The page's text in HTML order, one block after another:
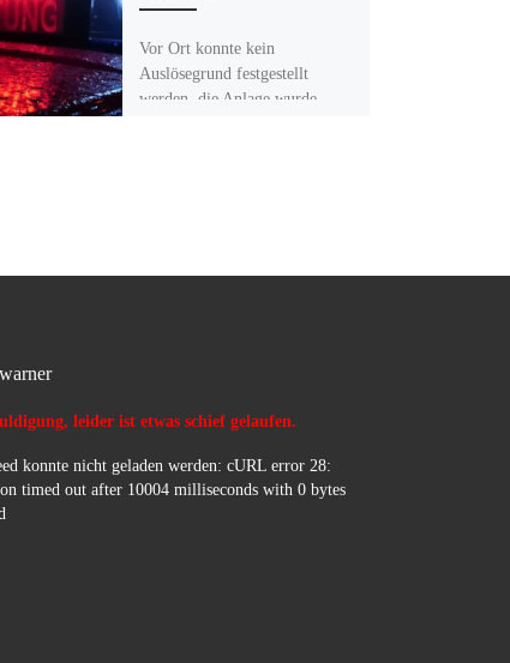
Vor Ort konnte kein
Auslösegrund festgestellt
werden, die Anlage wurde
leider ist etwas schief gelaufen.
konnte nicht geladen werden: cURL error 28:
timed out after 10004 milliseconds with 0 bytes